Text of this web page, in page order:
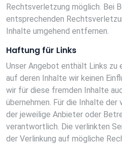
Rechtsverletzung möglich. Bei
entsprechenden
Inhalte umgehend entfernen.
Haftung für Links
Unser Angebot enthält Links zu
auf deren Inhalte wir keinen
wir für diese fremden Inhalte
übernehmen. Für die Inhalte
der jeweilige Anbieter oder
verantwortlich. Die verlinkten
der Verlinkung auf mögliche